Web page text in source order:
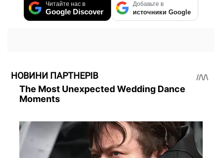
Читайте нас в
Google Discover
Добавьте в
источники Google
НОВИНИ ПАРТНЕРІВ
The Most Unexpected Wedding Dance
Moments